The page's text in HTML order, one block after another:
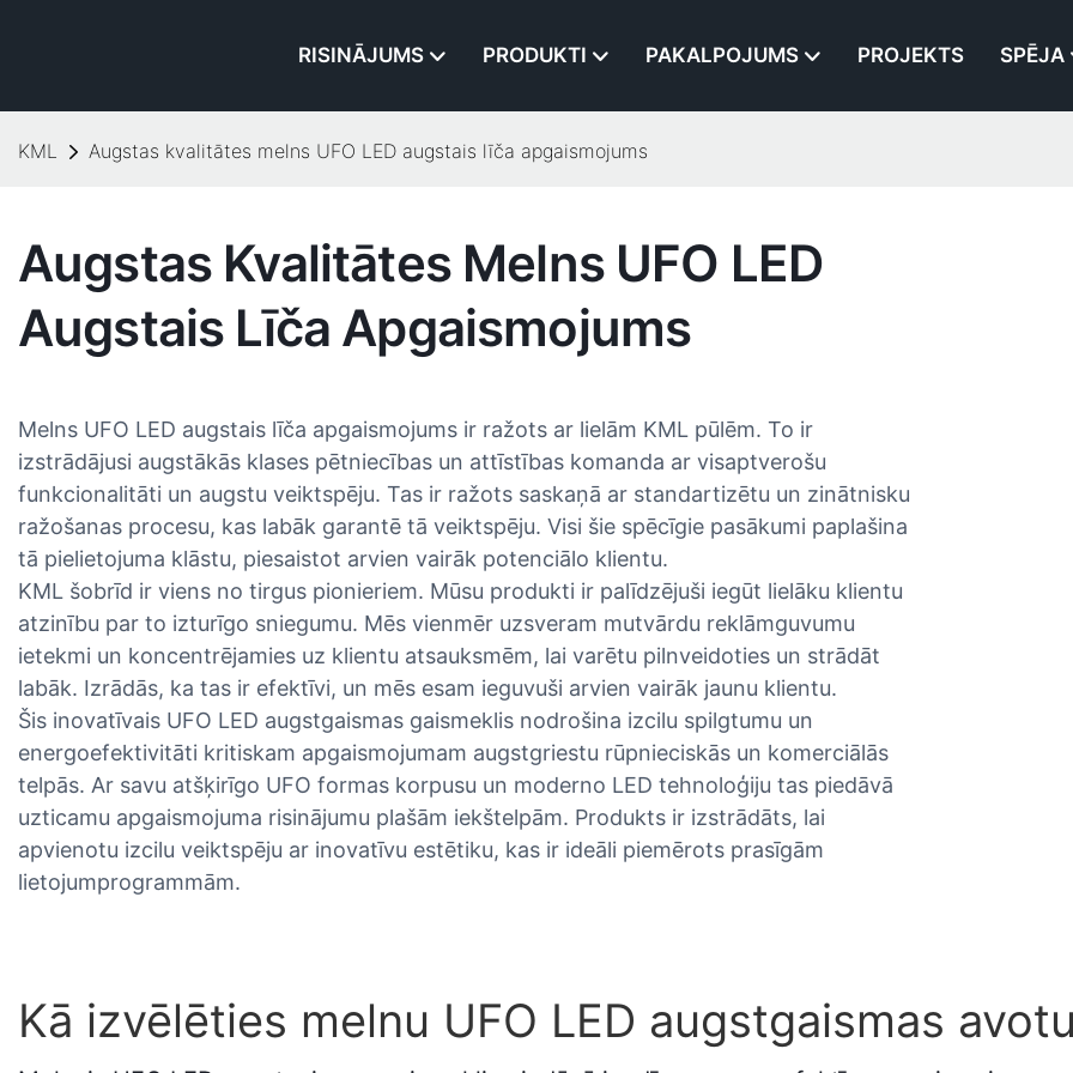
RISINĀJUMS PRODUKTI PAKALPOJUMS PROJEKTS SPĒJA
KML Augstas kvalitātes melns UFO LED augstais līča apgaismojums
Augstas Kvalitātes Melns UFO LED
Augstais Līča Apgaismojums
Melns UFO LED augstais līča apgaismojums ir ražots ar lielām KML pūlēm. To ir
izstrādājusi augstākās klases pētniecības un attīstības komanda ar visaptverošu
funkcionalitāti un augstu veiktspēju. Tas ir ražots saskaņā ar standartizētu un zinātnisku
ražošanas procesu, kas labāk garantē tā veiktspēju. Visi šie spēcīgie pasākumi paplašina
tā pielietojuma klāstu, piesaistot arvien vairāk potenciālo klientu.
KML šobrīd ir viens no tirgus pionieriem. Mūsu produkti ir palīdzējuši iegūt lielāku klientu
atzinību par to izturīgo sniegumu. Mēs vienmēr uzsveram mutvārdu reklāmguvumu
ietekmi un koncentrējamies uz klientu atsauksmēm, lai varētu pilnveidoties un strādāt
labāk. Izrādās, ka tas ir efektīvi, un mēs esam ieguvuši arvien vairāk jaunu klientu.
Šis inovatīvais UFO LED augstgaismas gaismeklis nodrošina izcilu spilgtumu un
energoefektivitāti kritiskam apgaismojumam augstgriestu rūpnieciskās un komerciālās
telpās. Ar savu atšķirīgo UFO formas korpusu un moderno LED tehnoloģiju tas piedāvā
uzticamu apgaismojuma risinājumu plašām iekštelpām. Produkts ir izstrādāts, lai
apvienotu izcilu veiktspēju ar inovatīvu estētiku, kas ir ideāli piemērots prasīgām
lietojumprogrammām.
Kā izvēlēties melnu UFO LED augstgaismas